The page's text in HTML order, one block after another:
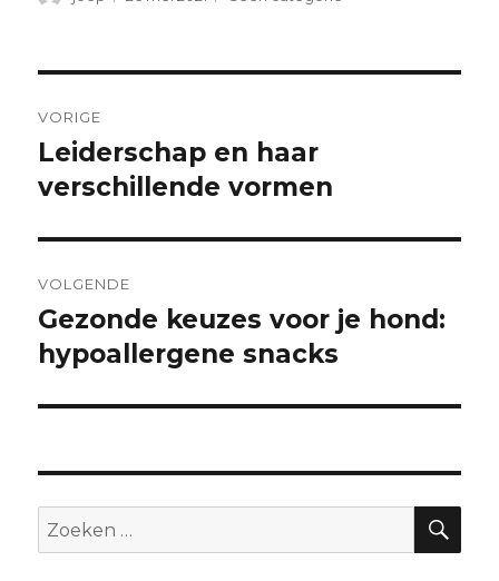
navigatie
VORIGE
Vorig
bericht:
Leiderschap en haar
verschillende vormen
VOLGENDE
Volgend
bericht:
Gezonde keuzes voor je hond:
hypoallergene snacks
Zoeken
naar: